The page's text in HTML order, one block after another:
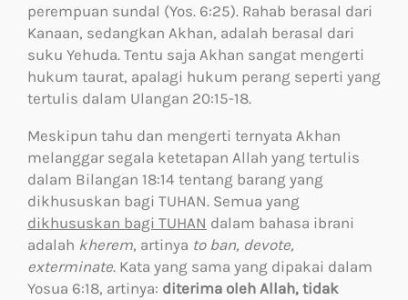
perempuan sundal (Yos. 6:25). Rahab berasal dari
Kanaan, sedangkan Akhan, adalah berasal dari
suku Yehuda. Tentu saja Akhan sangat mengerti
hukum taurat, apalagi hukum perang seperti yang
tertulis dalam Ulangan 20:15-18.
Meskipun tahu dan mengerti ternyata Akhan
melanggar segala ketetapan Allah yang tertulis
dalam Bilangan 18:14 tentang barang yang
dikhususkan bagi TUHAN. Semua yang
dikhususkan bagi TUHAN dalam bahasa ibrani
adalah kherem, artinya to ban, devote,
exterminate. Kata yang sama yang dipakai dalam
Yosua 6:18, artinya: diterima oleh Allah, tidak